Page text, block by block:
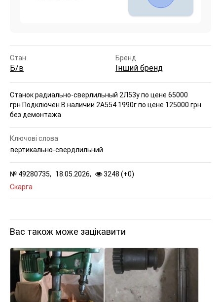
Стан
Б/в
Бренд
Інший бренд
Станок радиально-сверлильный 2Л53у по цене 65000
грн.Подключен.В наличии 2А554 1990г по цене 125000 грн
без демонтажа
№ 49280735, 18.05.2026, 3248 (+0)
Скарга
Ключові слова
вертикально-свердлильний
Вас також може зацікавити